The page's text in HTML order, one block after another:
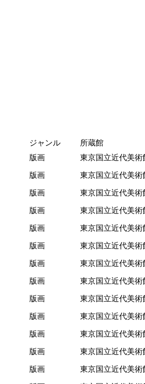
ジャンル
所蔵館
版画 東京国立近代美術
版画 東京国立近代美術
版画 東京国立近代美術
版画 東京国立近代美術
版画 東京国立近代美術
版画 東京国立近代美術
版画 東京国立近代美術
版画 東京国立近代美術
版画 東京国立近代美術
版画 東京国立近代美術
版画 東京国立近代美術
版画 東京国立近代美術
版画 東京国立近代美術